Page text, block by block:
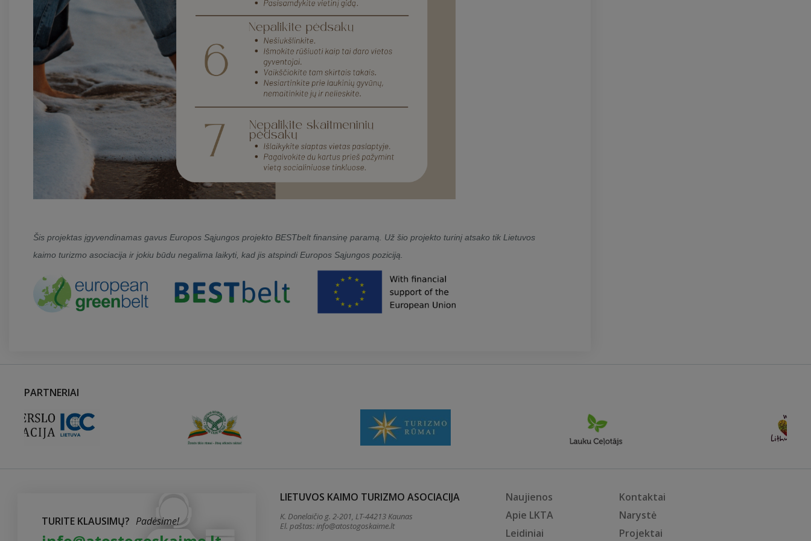
Šis projektas įgyvendinamas gavus Europos Sąjungos projekto BESTbelt finansinę paramą. Už šio projekto turinį atsako tik Lietuvos
kaimo turizmo asociacija ir jokiu būdu negalima laikyti, kad jis atspindi Europos Sąjungos poziciją.
PARTNERIAI
TURITE KLAUSIMŲ? Padėsime!
LIETUVOS KAIMO TURIZMO ASOCIACIJA
K. Donelaičio g. 2-201, LT-44213 Kaunas
El. paštas:info@atostogoskaime.lt
Naujienos
Kontaktai
Apie LKTA
Narystė
Leidiniai
Projektai